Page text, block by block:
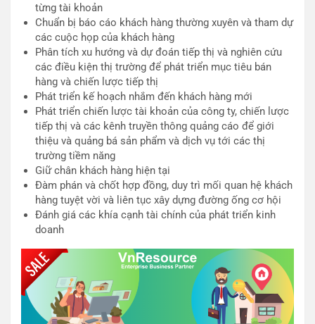
từng tài khoản
Chuẩn bị báo cáo khách hàng thường xuyên và tham dự
các cuộc họp của khách hàng
Phân tích xu hướng và dự đoán tiếp thị và nghiên cứu
các điều kiện thị trường để phát triển mục tiêu bán
hàng và chiến lược tiếp thị
Phát triển kế hoạch nhắm đến khách hàng mới
Phát triển chiến lược tài khoản của công ty, chiến lược
tiếp thị và các kênh truyền thông quảng cáo để giới
thiệu và quảng bá sản phẩm và dịch vụ tới các thị
trường tiềm năng
Giữ chân khách hàng hiện tại
Đàm phán và chốt hợp đồng, duy trì mối quan hệ khách
hàng tuyệt vời và liên tục xây dựng đường ống cơ hội
Đánh giá các khía cạnh tài chính của phát triển kinh
doanh